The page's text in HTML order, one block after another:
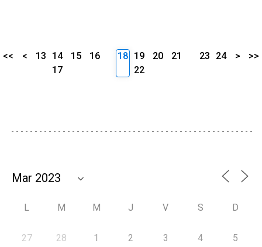
<< < 13 14 15
16
17
18 19 20
21
22
23 24 > >>
L M M J V S D
27 28 1 2 3 4 5